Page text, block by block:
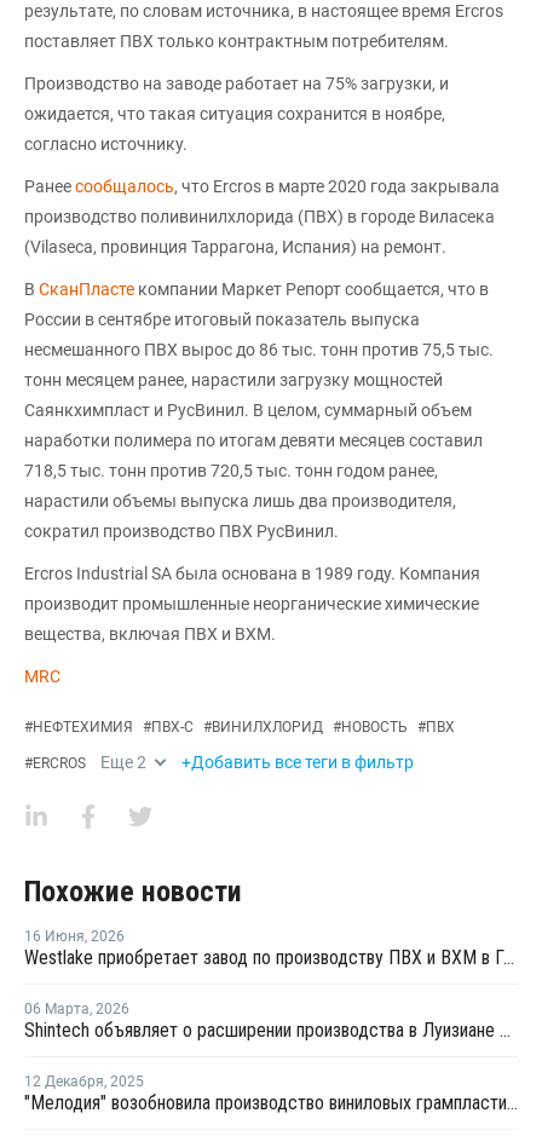
результате, по словам источника, в настоящее время Ercros
поставляет ПВХ только контрактным потребителям.
Производство на заводе работает на 75% загрузки, и
ожидается, что такая ситуация сохранится в ноябре,
согласно источнику.
Ранеесообщалось, что Ercros в марте 2020 года закрывала
производство поливинилхлорида (ПВХ) в городе Виласека
(Vilaseca, провинция Таррагона, Испания) на ремонт.
В СканПласте компании Маркет Репорт сообщается, что в
России в сентябре итоговый показатель выпуска
несмешанного ПВХ вырос до 86 тыс. тонн против 75,5 тыс.
тонн месяцем ранее, нарастили загрузку мощностей
Саянкхимпласт и РусВинил. В целом, суммарный объем
наработки полимера по итогам девяти месяцев составил
718,5 тыс. тонн против 720,5 тыс. тонн годом ранее,
нарастили объемы выпуска лишь два производителя,
сократил производство ПВХ РусВинил.
Ercros Industrial SA была основана в 1989 году. Компания
производит промышленные неорганические химические
вещества, включая ПВХ и ВХМ.
MRC
#НЕФТЕХИМИЯ #ПВХ-С #ВИНИЛХЛОРИД #НОВОСТЬ #ПВХ
#ERCROS Еще2 +Добавить все теги в фильтр
Похожие новости
16 Июня, 2026
Westlake приобретает завод по производству ПВХ и ВХМ в Германии
06 Марта, 2026
Shintech объявляет о расширении производства в Луизиане на USD3,4 млрд
12 Декабря, 2025
"Мелодия" возобновила производство виниловых грампластинок